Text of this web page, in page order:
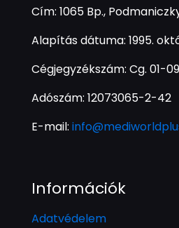
Cím: 1065 Bp.,
Alapítás dátuma: 1995.
Cégjegyzékszám: Cg. 01-
Adószám: 12073065-2-42
E-mail:
Információk
Adatvédelem